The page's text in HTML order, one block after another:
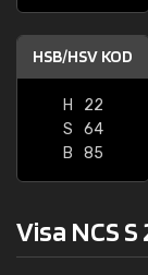
HSB/HSV KOD
H
22
S
64
B
85
Visa NCS